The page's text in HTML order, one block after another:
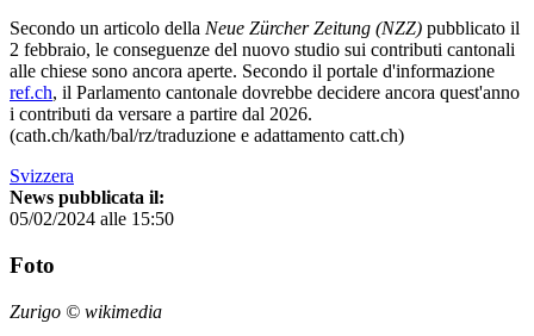
Secondo un articolo della Neue Zürcher Zeitung (NZZ) pubblicato il
2 febbraio, le conseguenze del nuovo studio sui contributi cantonali
alle chiese sono ancora aperte. Secondo il portale d'informazione
ref.ch, il Parlamento cantonale dovrebbe decidere ancora quest'anno
i contributi da versare a partire dal 2026.
(cath.ch/kath/bal/rz/traduzione e adattamento catt.ch)
Svizzera
News pubblicata il:
05/02/2024 alle 15:50
Foto
Zurigo © wikimedia